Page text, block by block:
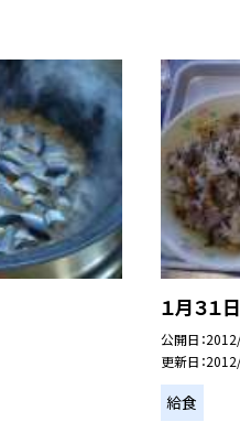
１月３１
公開日
更新日
給食